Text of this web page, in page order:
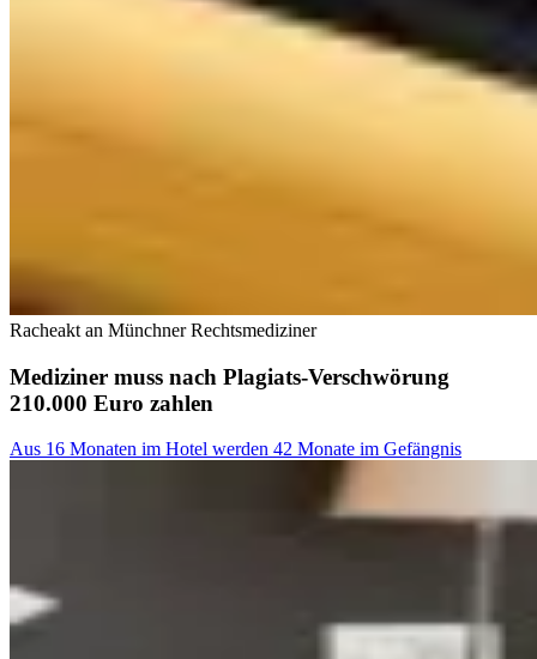
Racheakt an Münchner Rechtsmediziner
Mediziner muss nach Plagiats-Verschwörung
210.000 Euro zahlen
Aus 16 Monaten im Hotel werden 42 Monate im Gefängnis